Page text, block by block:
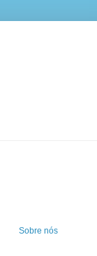
Sobre nós